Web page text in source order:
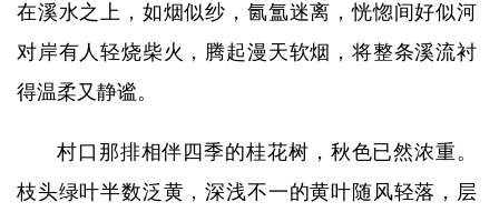
在溪水之上，如烟似纱，氤氲迷离，恍惚间好似河
对岸有人轻烧柴火，腾起漫天软烟，将整条溪流衬
得温柔又静谧。
村口那排相伴四季的桂花树，秋色已然浓重。
枝头绿叶半数泛黄，深浅不一的黄叶随风轻落，层